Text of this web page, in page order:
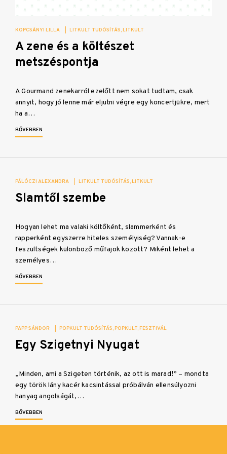
KOPCSÁNYI LILLA LITKULT TUDÓSÍTÁS LITKULT
A zene és a költészet
metszéspontja
A Gourmand zenekarról ezelőtt nem sokat tudtam, csak
annyit, hogy jó lenne már eljutni végre egy koncertjükre, mert
ha a…
BŐVEBBEN
PÁLÓCZI ALEXANDRA LITKULT TUDÓSÍTÁS LITKULT
Slamtől szembe
Hogyan lehet ma valaki költőként, slammerként és
rapperként egyszerre hiteles személyiség? Vannak-e
feszültségek különböző műfajok között? Miként lehet a
személyes…
BŐVEBBEN
PAPP SÁNDOR POPKULT TUDÓSÍTÁS POPKULT FESZTIVÁL
Egy Szigetnyi Nyugat
„Minden, ami a Szigeten történik, az ott is marad!” – mondta
egy török lány kacér kacsintással próbálván ellensúlyozni
hanyag angolságát,…
BŐVEBBEN